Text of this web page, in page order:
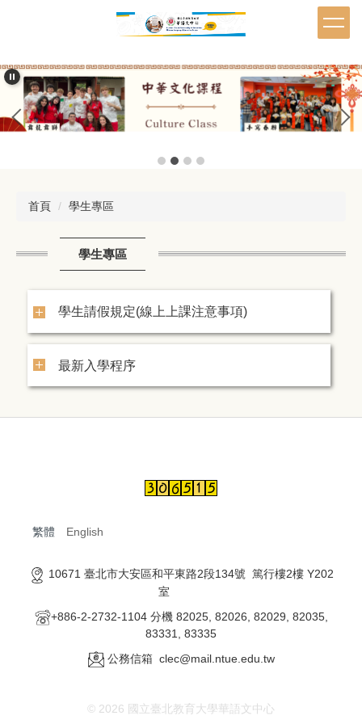
要
內
區
首頁 學生專區
學生專區
學生請假規定(線上上課注意事項)
最新入學程序
繁體 English
10671 臺北市大安區和平東路2段134號 篤行樓2樓 Y202
室
+886-2-2732-1104 分機 82025, 82026, 82029, 82035,
83331, 83335
公務信箱 clec@mail.ntue.edu.tw
© 2026 國立臺北教育大學華語文中心